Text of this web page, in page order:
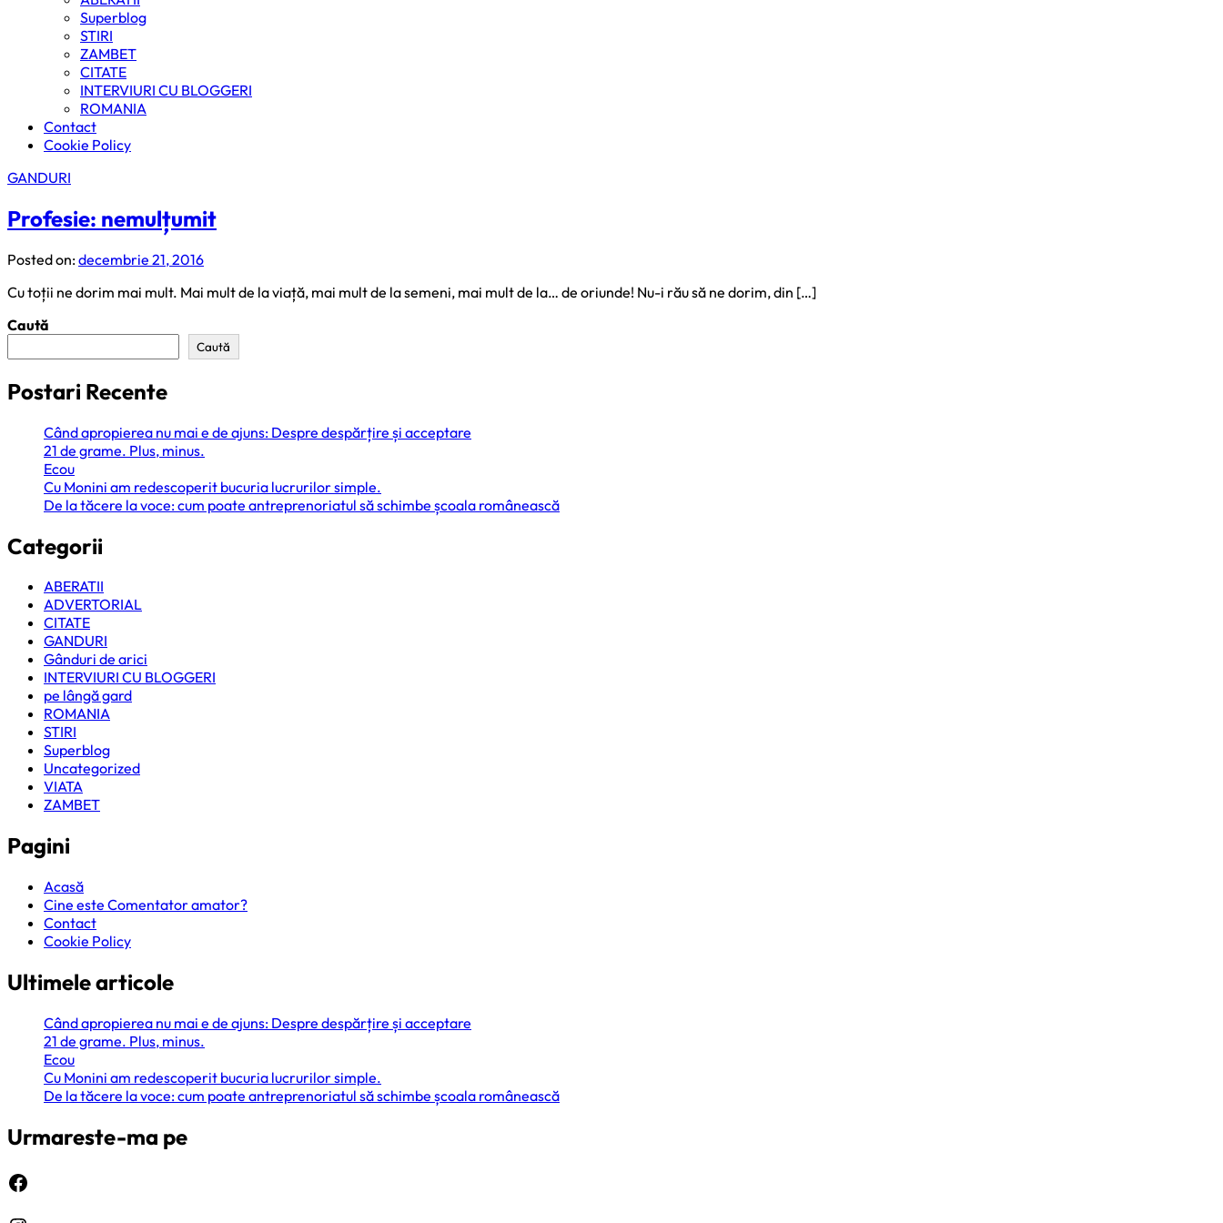
Superblog
STIRI
ZAMBET
CITATE
INTERVIURI CU BLOGGERI
ROMANIA
Contact
Cookie Policy
GANDURI
Profesie: nemulțumit
Posted on:decembrie 21, 2016
Cu toții ne dorim mai mult. Mai mult de la viață, mai mult de la semeni, mai mult de la… de oriunde! Nu-i rău să ne dorim, din […]
Caută
Caută
Postari Recente
Când apropierea nu mai e de ajuns: Despre despărțire și acceptare
21 de grame. Plus, minus.
Ecou
Cu Monini am redescoperit bucuria lucrurilor simple.
De la tăcere la voce: cum poate antreprenoriatul să schimbe școala românească
Categorii
ABERATII
ADVERTORIAL
CITATE
GANDURI
Gânduri de arici
INTERVIURI CU BLOGGERI
pe lângă gard
ROMANIA
STIRI
Superblog
Uncategorized
VIATA
ZAMBET
Pagini
Acasă
Cine este Comentator amator?
Contact
Cookie Policy
Ultimele articole
Când apropierea nu mai e de ajuns: Despre despărțire și acceptare
21 de grame. Plus, minus.
Ecou
Cu Monini am redescoperit bucuria lucrurilor simple.
De la tăcere la voce: cum poate antreprenoriatul să schimbe școala românească
Urmareste-ma pe
Facebook